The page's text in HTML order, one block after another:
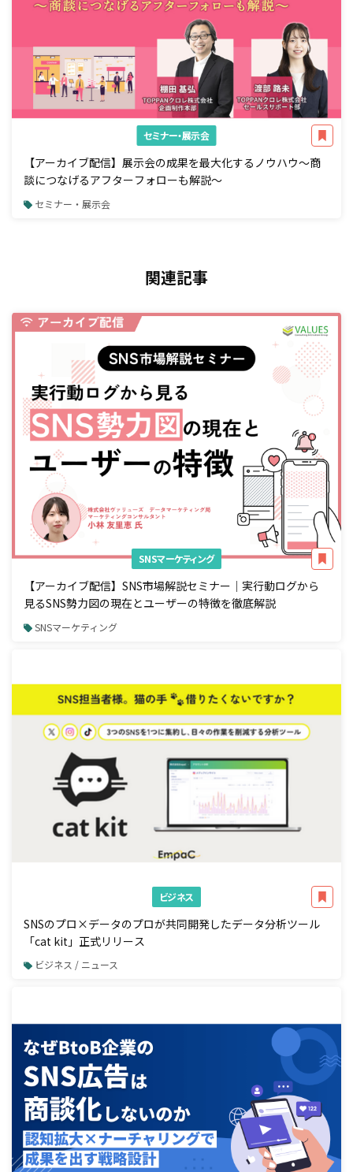
セミナー・展示会
【アーカイブ配信】展示会の成果を最大化するノウハウ～商
談につなげるアフターフォローも解説～
セミナー・展示会
関連記事
SNSマーケティング
【アーカイブ配信】SNS市場解説セミナー｜実行動ログから
見るSNS勢力図の現在とユーザーの特徴を徹底解説
SNSマーケティング
ビジネス
SNSのプロ×データのプロが共同開発したデータ分析ツール
「cat kit」正式リリース
ビジネス / ニュース